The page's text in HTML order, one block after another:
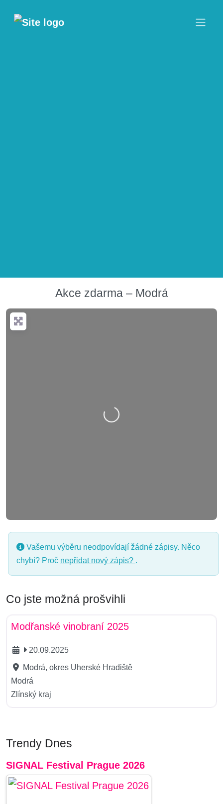
Trendy Dnes
SIGNAL Festival Prague 2026
Akce zdarma – Modrá
Nahrávání….
Vašemu výběru neodpovídají žádné zápisy. Něco
chybí? Proč nepřidat nový zápis? .
Co jste možná prošvihli
Gastro
Modřanské vinobraní 2025
20.09.2025
Modrá, okres Uherské Hradiště
Modrá
Zlínský kraj